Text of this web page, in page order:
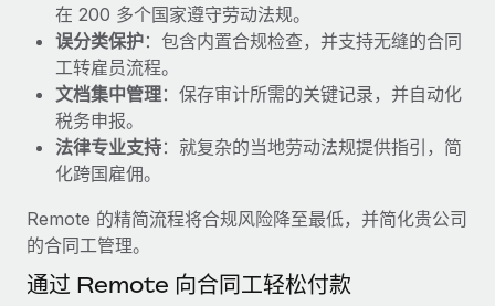
设备管理
在全球范围内配置和跟踪 IT 设备
实体设立
快速建立合规实体
人员调配与搬迁
轻松搬迁员工
福利
轻松管理员工福利
journey management platform that has...
了解更多
Reverse Tech's strategic partnership with
Remote for contractor management and
payroll
Reverse Tech at a glance Health and wellness startup,
Reverse Tech, partnered with Remote to manage...
了解更多
Why owned entities are key to maintaining
EOR compliance
As the global workforce continues to expand in response
to the demands of today’s labor market, the...
了解更多
What a Workday global payroll implementation
actually looks like
Most teams hear "payroll implementation" and picture a
在 200 多个国家遵守劳动法规。
误分类保护：包含内置合规检查，并支持无缝的合同
工转雇员流程。
文档集中管理：保存审计所需的关键记录，并自动化
税务申报。
法律专业支持：就复杂的当地劳动法规提供指引，简
化跨国雇佣。
Remote 的精简流程将合规风险降至最低，并简化贵公司
的合同工管理。
通过 Remote 向合同工轻松付款